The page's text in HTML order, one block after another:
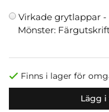
Virkade grytlappar -
Mönster:
Finns i lager för
Lägg